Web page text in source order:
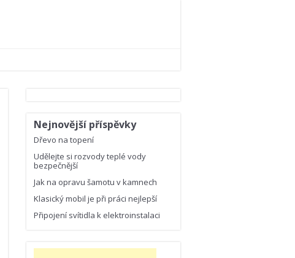
Nejnovější příspěvky
Dřevo na topení
Udělejte si rozvody teplé vody
bezpečnější
Jak na opravu šamotu v kamnech
Klasický mobil je při práci nejlepší
Připojení svítidla k elektroinstalaci